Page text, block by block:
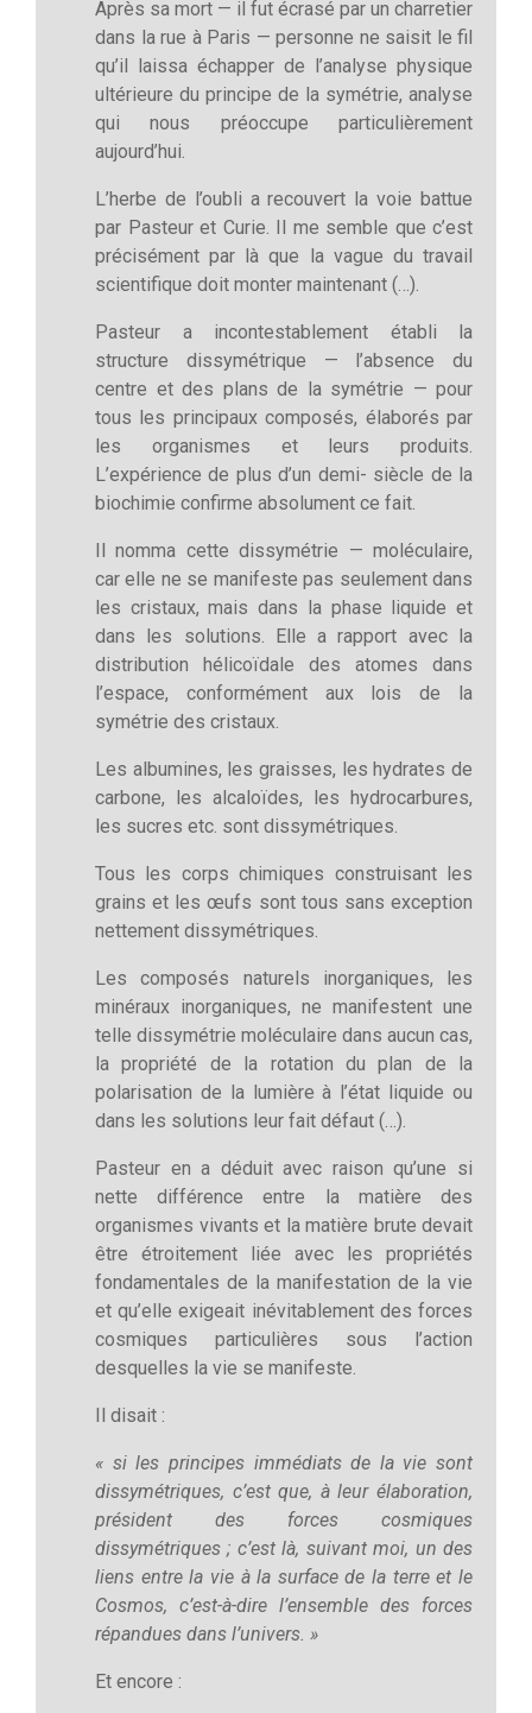
Après sa mort — il fut écrasé par un charretier
dans la rue à Paris — personne ne saisit le fil
qu’il laissa échapper de l’analyse physique
ultérieure du principe de la symétrie, analyse
qui nous préoccupe particulièrement
aujourd’hui.
L’herbe de l’oubli a recouvert la voie battue
par Pasteur et Curie. Il me semble que c’est
précisément par là que la vague du travail
scientifique doit monter maintenant (…).
Pasteur a incontestablement établi la
structure dissymétrique — l’absence du
centre et des plans de la symétrie — pour
tous les principaux composés, élaborés par
les organismes et leurs produits.
L’expérience de plus d’un demi- siècle de la
biochimie confirme absolument ce fait.
Il nomma cette dissymétrie — moléculaire,
car elle ne se manifeste pas seulement dans
les cristaux, mais dans la phase liquide et
dans les solutions. Elle a rapport avec la
distribution hélicoïdale des atomes dans
l’espace, conformément aux lois de la
symétrie des cristaux.
Les albumines, les graisses, les hydrates de
carbone, les alcaloïdes, les hydrocarbures,
les sucres etc. sont dissymétriques.
Tous les corps chimiques construisant les
grains et les œufs sont tous sans exception
nettement dissymétriques.
Les composés naturels inorganiques, les
minéraux inorganiques, ne manifestent une
telle dissymétrie moléculaire dans aucun cas,
la propriété de la rotation du plan de la
polarisation de la lumière à l’état liquide ou
dans les solutions leur fait défaut (…).
Pasteur en a déduit avec raison qu’une si
nette différence entre la matière des
organismes vivants et la matière brute devait
être étroitement liée avec les propriétés
fondamentales de la manifestation de la vie
et qu’elle exigeait inévitablement des forces
cosmiques particulières sous l’action
desquelles la vie se manifeste.
Il disait :
« si les principes immédiats de la vie sont
dissymétriques, c’est que, à leur élaboration,
président des forces cosmiques
dissymétriques ; c’est là, suivant moi, un des
liens entre la vie à la surface de la terre et le
Cosmos, c’est-à-dire l’ensemble des forces
répandues dans l’univers. »
Et encore :